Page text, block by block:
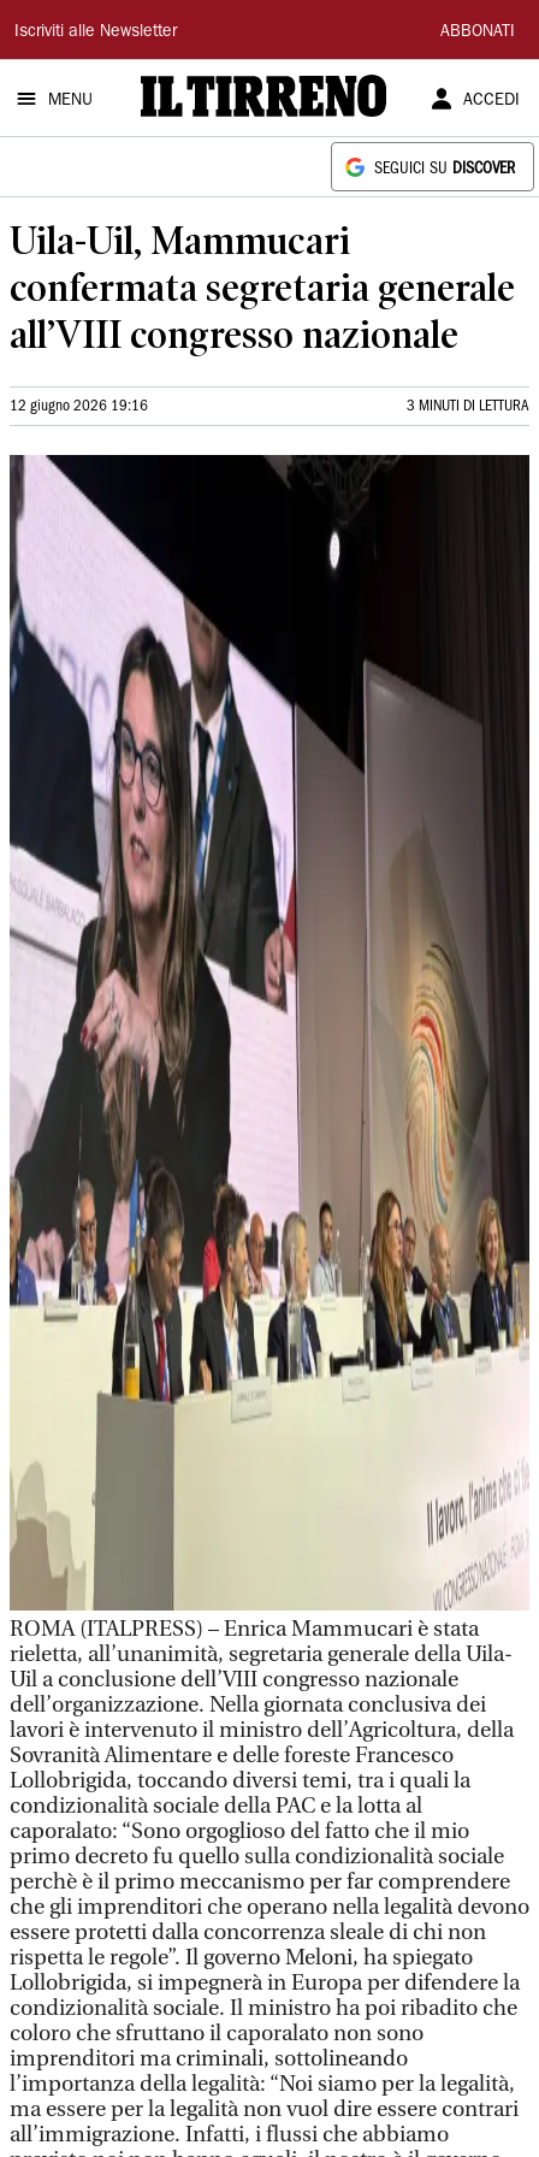
Il
Tirreno
Iscriviti alle Newsletter ABBONATI
MENU ACCEDI
SEGUICI SU DISCOVER
Uila-Uil, Mammucari
confermata segretaria generale
all’VIII congresso nazionale
12 giugno 2026 19:16 3 MINUTI DI LETTURA
ROMA (ITALPRESS) – Enrica Mammucari è stata
rieletta, all’unanimità, segretaria generale della Uila-
Uil a conclusione dell’VIII congresso nazionale
dell’organizzazione. Nella giornata conclusiva dei
lavori è intervenuto il ministro dell’Agricoltura, della
Sovranità Alimentare e delle foreste Francesco
Lollobrigida, toccando diversi temi, tra i quali la
condizionalità sociale della PAC e la lotta al
caporalato: “Sono orgoglioso del fatto che il mio
primo decreto fu quello sulla condizionalità sociale
perchè è il primo meccanismo per far comprendere
che gli imprenditori che operano nella legalità devono
essere protetti dalla concorrenza sleale di chi non
rispetta le regole”. Il governo Meloni, ha spiegato
Lollobrigida, si impegnerà in Europa per difendere la
condizionalità sociale. Il ministro ha poi ribadito che
coloro che sfruttano il caporalato non sono
imprenditori ma criminali, sottolineando
l’importanza della legalità: “Noi siamo per la legalità,
ma essere per la legalità non vuol dire essere contrari
all’immigrazione. Infatti, i flussi che abbiamo